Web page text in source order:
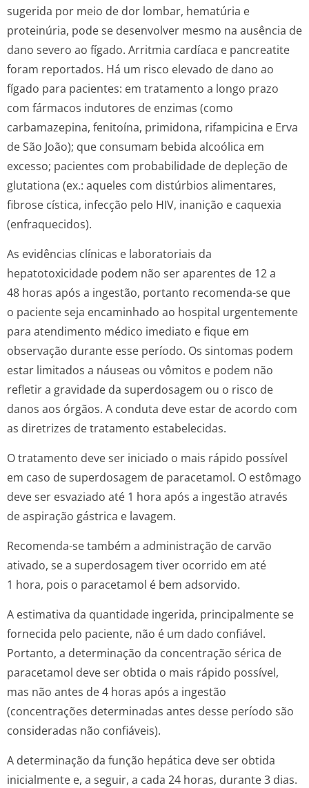
sugerida por meio de dor lombar, hematúria e
proteinúria, pode se desenvolver mesmo na ausência de
dano severo ao fígado. Arritmia cardíaca e pancreatite
foram reportados. Há um risco elevado de dano ao
fígado para pacientes: em tratamento a longo prazo
com fármacos indutores de enzimas (como
carbamazepina, fenitoína, primidona, rifampicina e Erva
de São João); que consumam bebida alcoólica em
excesso; pacientes com probabilidade de depleção de
glutationa (ex.: aqueles com distúrbios alimentares,
fibrose cística, infecção pelo HIV, inanição e caquexia
(enfraquecidos).
As evidências clínicas e laboratoriais da
hepatotoxicidade podem não ser aparentes de 12 a
48 horas após a ingestão, portanto recomenda-se que
o paciente seja encaminhado ao hospital urgentemente
para atendimento médico imediato e fique em
observação durante esse período. Os sintomas podem
estar limitados a náuseas ou vômitos e podem não
refletir a gravidade da superdosagem ou o risco de
danos aos órgãos. A conduta deve estar de acordo com
as diretrizes de tratamento estabelecidas.
O tratamento deve ser iniciado o mais rápido possível
em caso de superdosagem de paracetamol. O estômago
deve ser esvaziado até 1 hora após a ingestão através
de aspiração gástrica e lavagem.
Recomenda-se também a administração de carvão
ativado, se a superdosagem tiver ocorrido em até
1 hora, pois o paracetamol é bem adsorvido.
A estimativa da quantidade ingerida, principalmente se
fornecida pelo paciente, não é um dado confiável.
Portanto, a determinação da concentração sérica de
paracetamol deve ser obtida o mais rápido possível,
mas não antes de 4 horas após a ingestão
(concentrações determinadas antes desse período são
consideradas não confiáveis).
A determinação da função hepática deve ser obtida
inicialmente e, a seguir, a cada 24 horas, durante 3 dias.